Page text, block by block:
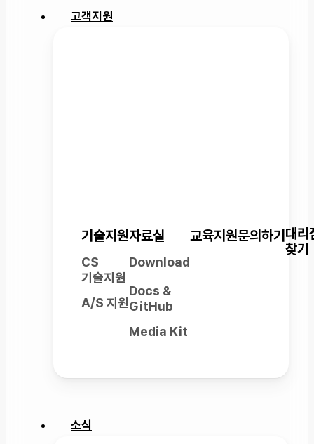
고객지원
기술지원
CS
기술지원
A/S 지원
자료실
Download
Docs &
GitHub
Media Kit
교육지원문의하기 대리
찾기
소식